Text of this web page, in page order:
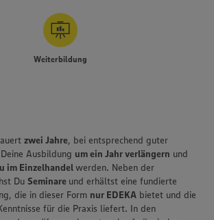
Weiterbildung
zwei Jahre, bei entsprechend guter
Ausbildung um ein Jahr verlängern und
im Einzelhandelwerden. Neben der
Du Seminare und erhältst eine fundierte
die in dieser Form nur EDEKA bietet und die
für die Praxis liefert. In den